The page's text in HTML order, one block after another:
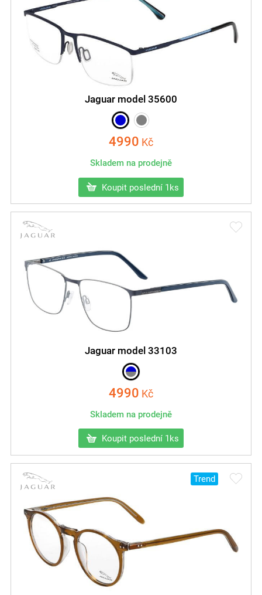
Jaguar model 35600
4990 Kč
Skladem na prodejně
Koupit poslední 1ks
Jaguar model 33103
4990 Kč
Skladem na prodejně
Koupit poslední 1ks
Trend